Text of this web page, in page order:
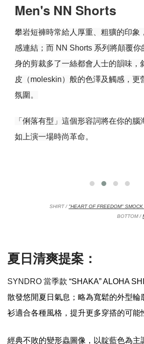
Men's NN Shorts
攀岩短褲時常給人厚重、粗獷的印象
感連結；而 NN Shorts 系列將顛覆你
身的剪裁多了一絲都會人士的韻味，
皮（moleskin）般的色澤及觸感，更
氛圍。
「俐落有型」這個形容詞將在你的
如上演一場時尚革命。
SHIRT / "HEART OF FREEDOM"
BOTTOM /
夏日清爽提案：
SYNDRO 當季款 “SHAKA” ALOHA
散發悠閒夏日氣息；略為寬鬆的外型輪
衫適合各種風格，提升更多穿搭的可能
經典不敗的變形蟲圖像，以靛藍色為主